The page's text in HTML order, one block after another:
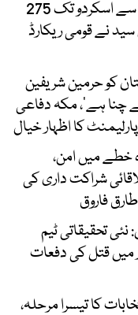
کے ٹو بیس کیمپ سے اسکردو تک 275
نے قومی ریکارڈ
کو حرمین شریفین
ہے‘، مکہ دفاعی
کا اظہار خیال
خطے میں امن،
شراکت داری کی
فاروق
تحقیقاتی ٹیم
میں قتل کی دفعات
کا تیسرا مرحلہ،